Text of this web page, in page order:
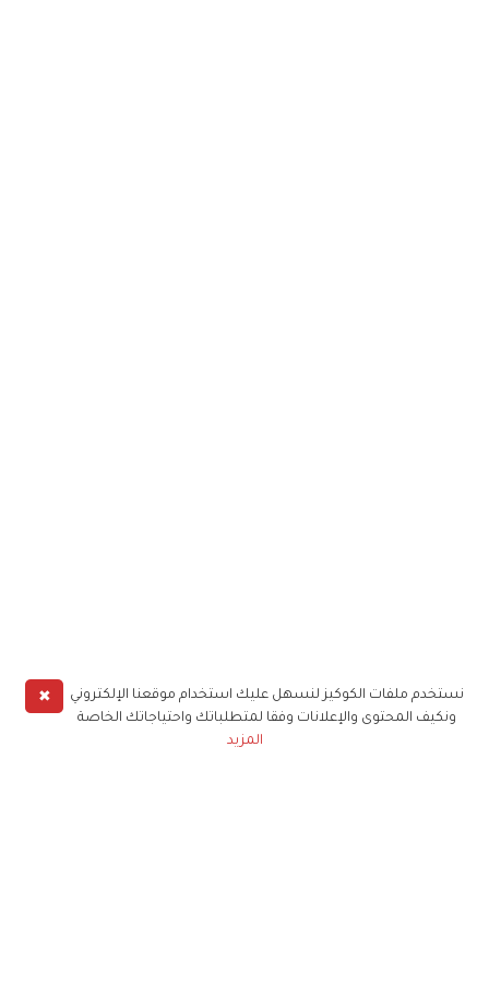
✖
نستخدم ملفات الكوكيز لنسهل عليك استخدام موقعنا الإلكتروني
ونكيف المحتوى والإعلانات وفقا لمتطلباتك واحتياجاتك الخاصة
المزيد